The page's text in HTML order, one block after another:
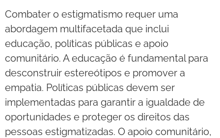
Combater o estigmatismo requer uma
abordagem multifacetada que inclui
educação, políticas públicas e apoio
comunitário. A educação é fundamental para
desconstruir estereótipos e promover a
empatia. Políticas públicas devem ser
implementadas para garantir a igualdade de
oportunidades e proteger os direitos das
pessoas estigmatizadas. O apoio comunitário,